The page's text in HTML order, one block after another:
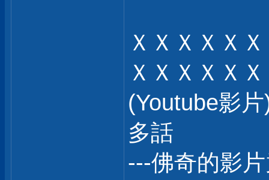
ＸＸＸＸＸ
ＸＸＸＸＸ
(Youtube影
多話
---佛奇的影